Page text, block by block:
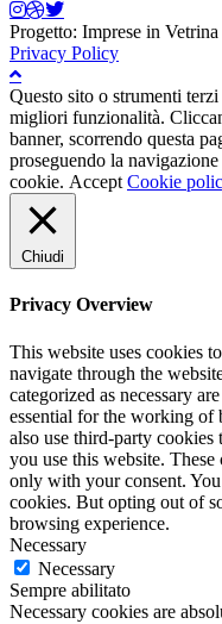
Progetto: Imprese in Vetrina
Privacy Policy
Questo sito o strumenti
migliori funzionalità.
banner, scorrendo questa
proseguendo la
cookie. Accept Cookie
Chiudi
Privacy Overview
This website uses cookies
navigate through the
categorized as necessary
essential for the working of
also use third-party cookies
you use this website.
only with your consent.
cookies. But opting out of
browsing experience.
Necessary
Necessary
Sempre abilitato
Necessary cookies are